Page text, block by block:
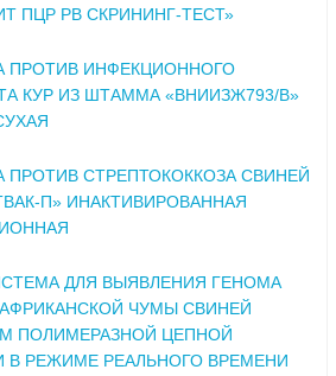
ПЦР РВ СКРИНИНГ-ТЕСТ»
ПРОТИВ ИНФЕКЦИОННОГО
КУР ИЗ ШТАММА «ВНИИЗЖ793/В»
ПРОТИВ СТРЕПТОКОККОЗА СВИНЕЙ
П» ИНАКТИВИРОВАННАЯ
ДЛЯ ВЫЯВЛЕНИЯ ГЕНОМА
ЧУМЫ СВИНЕЙ
ПОЛИМЕРАЗНОЙ ЦЕПНОЙ
В РЕЖИМЕ РЕАЛЬНОГО ВРЕМЕНИ